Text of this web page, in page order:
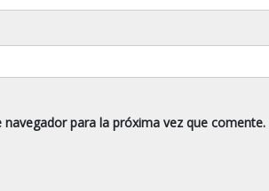
para la próxima vez que comente.